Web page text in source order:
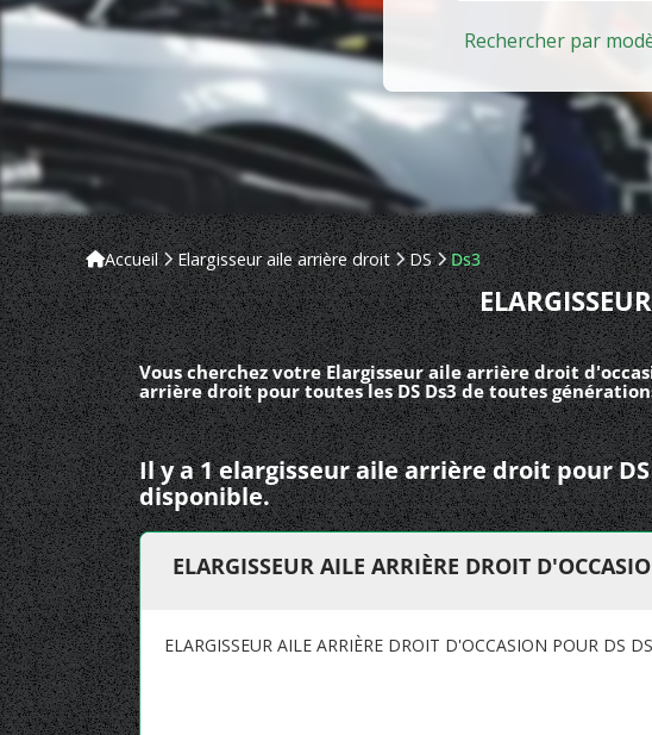
Rechercher
Accueil Elargisseur aile arrière droit DS Ds3
Vous cherchez votre Elargisseur aile arrière droit
arrière droit pour toutes les DS Ds3 de toutes
Il y a 1 elargisseur aile arrière droit pour DS
disponible.
ELARGISSEUR AILE ARRIÈRE DROIT
ELARGISSEUR AILE ARRIÈRE DROIT D'OCCASION POUR DS